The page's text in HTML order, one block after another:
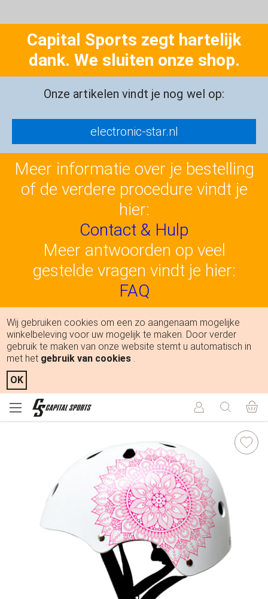
Capital Sports zegt hartelijk
dank. We sluiten onze shop.
Onze artikelen vindt je nog wel op:
electronic-star.nl
Meer informatie over je bestelling
of de verdere procedure vindt je
hier:
Contact & Hulp
Meer antwoorden op veel
gestelde vragen vindt je hier:
FAQ
Wij gebruiken cookies om een zo aangenaam mogelijke
winkelbeleving voor uw mogelijk te maken. Door verder
gebruik te maken van onze website stemt u automatisch in
met het gebruik van cookies .
OK